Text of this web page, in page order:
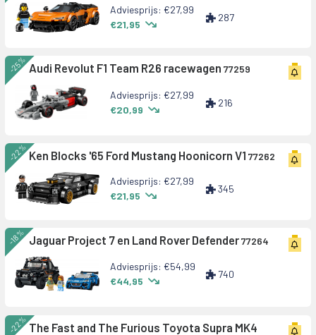
Adviesprijs: €27,99
€21,95
287
-25% Audi Revolut F1 Team R26 racewagen 77259
Adviesprijs: €27,99
€20,99
216
-22%Ken Blocks '65 Ford Mustang Hoonicorn V1 77262
Adviesprijs: €27,99
€21,95
345
-18% Jaguar Project 7 en Land Rover Defender77264
Adviesprijs: €54,99
€44,95
740
-22%The Fast and The Furious Toyota Supra MK4